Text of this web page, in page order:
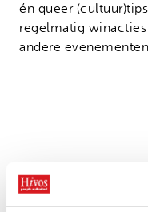
én queer
regelmatig
andere
Bekijk ook